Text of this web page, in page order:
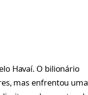
Havaí. O bilionário
mas enfrentou uma